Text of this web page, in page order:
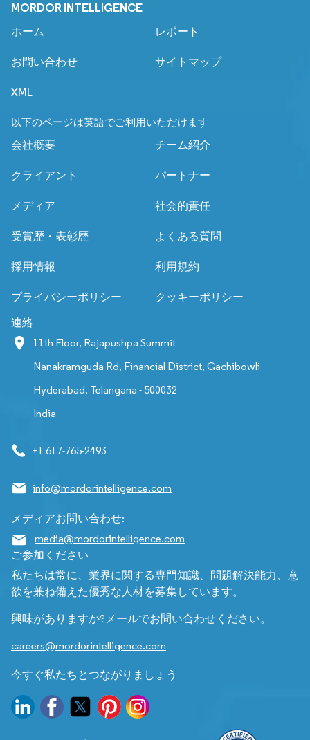
MORDOR INTELLIGENCE
ホーム レポート
お問い合わせ サイトマップ
XML
以下のページは英語でご利用いただけます
会社概要
チーム紹介
クライアント パートナー
メディア 社会的責任
受賞歴・表彰歴 よくある質問
採用情報 利用規約
プライバシーポリシー クッキーポリシー
連絡
11th Floor, Rajapushpa Summit
Nanakramguda Rd, Financial District, Gachibowli
Hyderabad, Telangana - 500032
India
+1 617-765-2493
info@mordorintelligence.com
メディアお問い合わせ:
media@mordorintelligence.com
ご参加ください
私たちは常に、業界に関する専門知識、問題解決能力、意
欲を兼ね備えた優秀な人材を募集しています。
興味がありますか?メールでお問い合わせください。
careers@mordorintelligence.com
今すぐ私たちとつながりましょう